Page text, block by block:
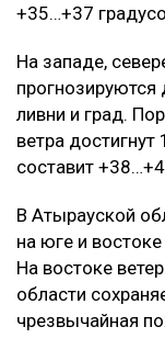
+35…+37
На западе,
ливни и град.
ветра
составит
В Атырауской
на юге и
На востоке
области
чрезвычайная